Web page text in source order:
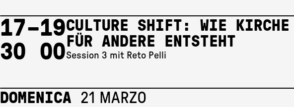
17
30
–19
00
CULTURE SHIFT: WIE KIRCHE
FÜR ANDERE ENTSTEHT
Session 3 mit Reto Pelli
DOMENICA 21 MARZO